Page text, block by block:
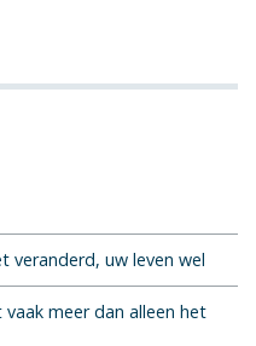
veranderd, uw leven wel
meer dan alleen het